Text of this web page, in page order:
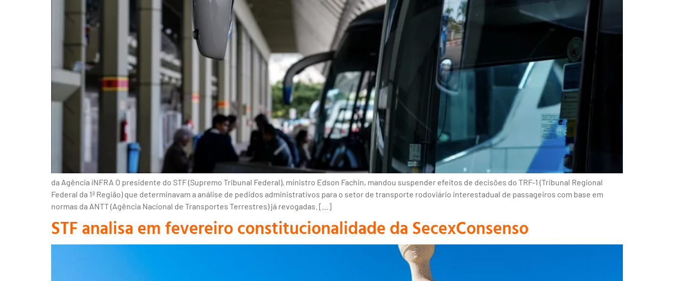
da Agência iNFRA O presidente do STF (Supremo Tribunal Federal), ministro Edson Fachin, mandou suspender efeitos de decisões do TRF-1 (Tribunal Regional
Federal da 1ª Região) que determinavam a análise de pedidos administrativos para o setor de transporte rodoviário interestadual de passageiros com base em
normas da ANTT (Agência Nacional de Transportes Terrestres) já revogadas. […]
STF analisa em fevereiro constitucionalidade da SecexConsenso